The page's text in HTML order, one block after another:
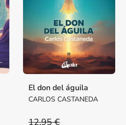
El don del águila
CARLOS CASTANEDA
12,95 €